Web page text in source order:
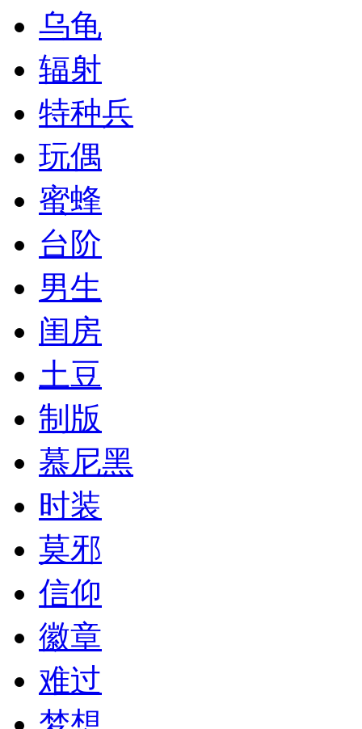
乌龟
辐射
特种兵
玩偶
蜜蜂
台阶
男生
闺房
土豆
制版
慕尼黑
时装
莫邪
信仰
徽章
难过